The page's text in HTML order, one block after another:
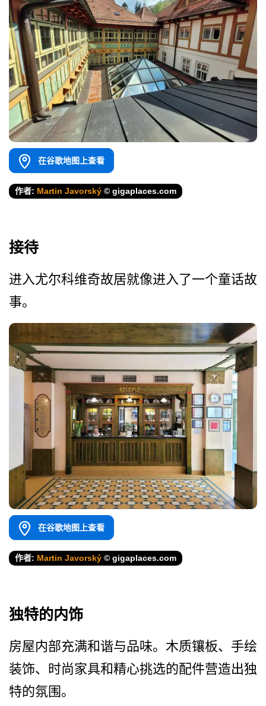
在谷歌地图上查看
作者: Martin Javorský © gigaplaces.com
接待
进入尤尔科维奇故居就像进入­了一个童话故
事。
在谷歌地图上查看
作者: Martin Javorský © gigaplaces.com
独特的内饰
房屋内部充满和谐与品味。木­质镶板、手绘
装饰、时尚家具和精心挑选的配件营造出­独
特的氛围。